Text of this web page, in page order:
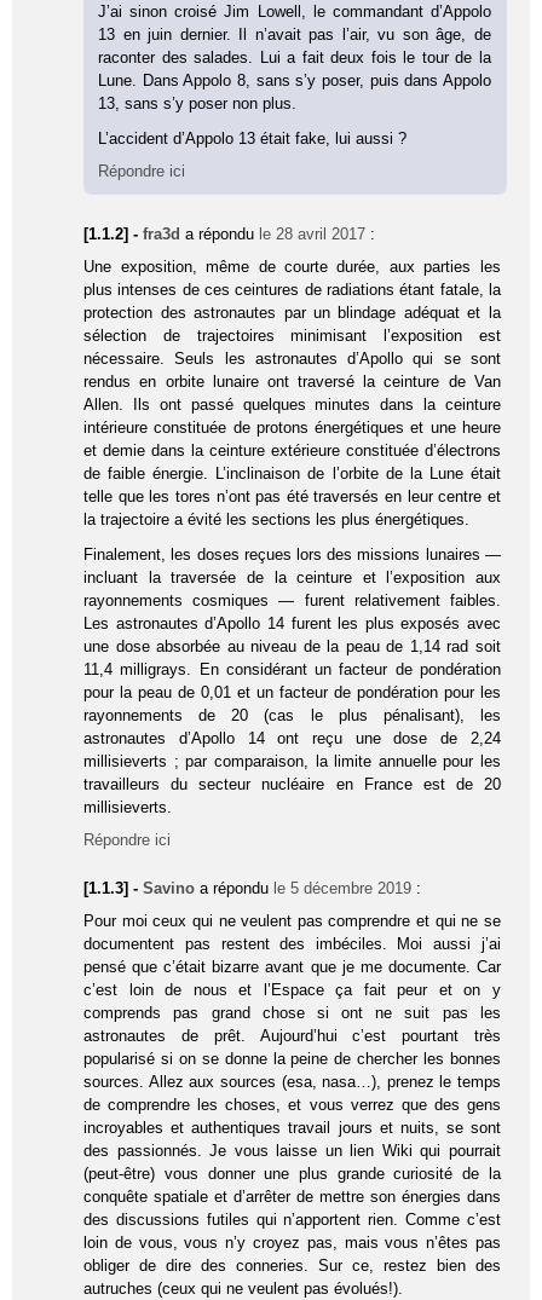
J’ai sinon croisé Jim Lowell, le commandant d’Appolo
13 en juin dernier. Il n’avait pas l’air, vu son âge, de
raconter des salades. Lui a fait deux fois le tour de la
Lune. Dans Appolo 8, sans s’y poser, puis dans Appolo
13, sans s’y poser non plus.
L’accident d’Appolo 13 était fake, lui aussi ?
Répondre ici
[1.1.2] -fra3d a répondu le 28 avril 2017 :
Une exposition, même de courte durée, aux parties les
plus intenses de ces ceintures de radiations étant fatale, la
protection des astronautes par un blindage adéquat et la
sélection de trajectoires minimisant l’exposition est
nécessaire. Seuls les astronautes d’Apollo qui se sont
rendus en orbite lunaire ont traversé la ceinture de Van
Allen. Ils ont passé quelques minutes dans la ceinture
intérieure constituée de protons énergétiques et une heure
et demie dans la ceinture extérieure constituée d’électrons
de faible énergie. L’inclinaison de l’orbite de la Lune était
telle que les tores n’ont pas été traversés en leur centre et
la trajectoire a évité les sections les plus énergétiques.
Finalement, les doses reçues lors des missions lunaires —
incluant la traversée de la ceinture et l’exposition aux
rayonnements cosmiques — furent relativement faibles.
Les astronautes d’Apollo 14 furent les plus exposés avec
une dose absorbée au niveau de la peau de 1,14 rad soit
11,4 milligrays. En considérant un facteur de pondération
pour la peau de 0,01 et un facteur de pondération pour les
rayonnements de 20 (cas le plus pénalisant), les
astronautes d’Apollo 14 ont reçu une dose de 2,24
millisieverts ; par comparaison, la limite annuelle pour les
travailleurs du secteur nucléaire en France est de 20
millisieverts.
Répondre ici
[1.1.3] -Savino a répondu le 5 décembre 2019 :
Pour moi ceux qui ne veulent pas comprendre et qui ne se
documentent pas restent des imbéciles. Moi aussi j’ai
pensé que c’était bizarre avant que je me documente. Car
c’est loin de nous et l’Espace ça fait peur et on y
comprends pas grand chose si ont ne suit pas les
astronautes de prêt. Aujourd’hui c’est pourtant très
popularisé si on se donne la peine de chercher les bonnes
sources. Allez aux sources (esa, nasa…), prenez le temps
de comprendre les choses, et vous verrez que des gens
incroyables et authentiques travail jours et nuits, se sont
des passionnés. Je vous laisse un lien Wiki qui pourrait
(peut-être) vous donner une plus grande curiosité de la
conquête spatiale et d’arrêter de mettre son énergies dans
des discussions futiles qui n’apportent rien. Comme c’est
loin de vous, vous n’y croyez pas, mais vous n’êtes pas
obliger de dire des conneries. Sur ce, restez bien des
autruches (ceux qui ne veulent pas évolués!).